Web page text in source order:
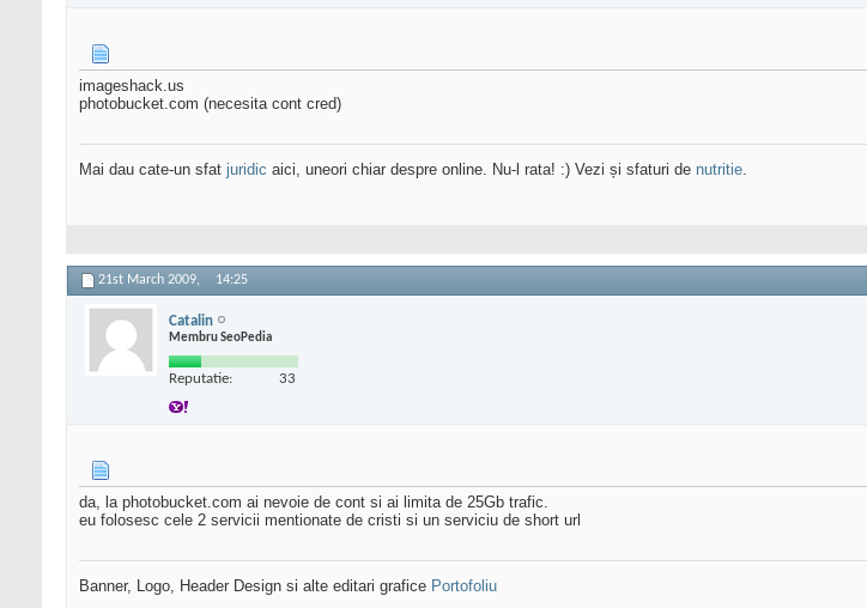
imageshack.us
photobucket.com (necesita cont cred)
Mai dau cate-un sfat juridic aici, uneori chiar despre online. Nu-l rata! :) Vezi și sfaturi de nutritie.
21st March 2009, 14:25
Catalin
Membru SeoPedia
Reputatie: 33
da, la photobucket.com ai nevoie de cont si ai limita de 25Gb trafic.
eu folosesc cele 2 servicii mentionate de cristi si un serviciu de short url
Banner, Logo, Header Design si alte editari grafice Portofoliu